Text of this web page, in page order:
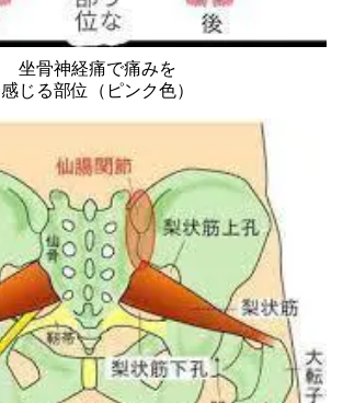
坐骨神経痛で痛みを
感じる部位（ピンク色）